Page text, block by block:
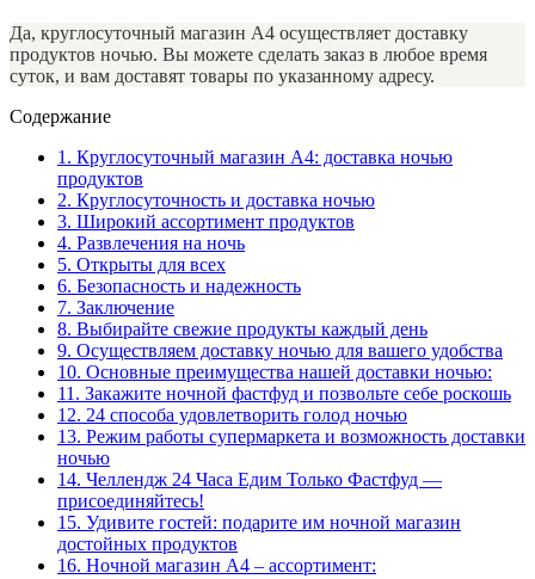
Да, круглосуточный магазин А4 осуществляет доставку
продуктов ночью. Вы можете сделать заказ в любое время
суток, и вам доставят товары по указанному адресу.
Содержание
1. Круглосуточный магазин А4: доставка ночью
продуктов
2. Круглосуточность и доставка ночью
3. Широкий ассортимент продуктов
4. Развлечения на ночь
5. Открыты для всех
6. Безопасность и надежность
7. Заключение
8. Выбирайте свежие продукты каждый день
9. Осуществляем доставку ночью для вашего удобства
10. Основные преимущества нашей доставки ночью:
11. Закажите ночной фастфуд и позвольте себе роскошь
12. 24 способа удовлетворить голод ночью
13. Режим работы супермаркета и возможность доставки
ночью
14. Челлендж 24 Часа Едим Только Фастфуд —
присоединяйтесь!
15. Удивите гостей: подарите им ночной магазин
достойных продуктов
16. Ночной магазин А4 – ассортимент: